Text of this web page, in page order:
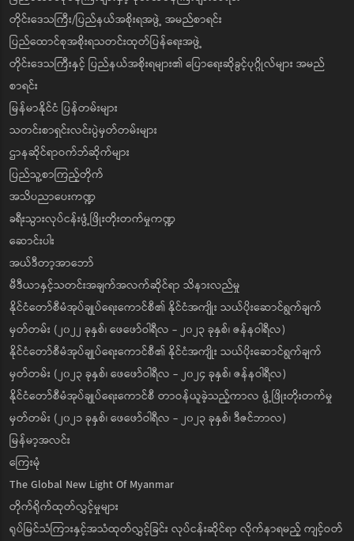
တိုင်းဒေသကြီး/ပြည်နယ်အစိုးရအဖွဲ့ အမည်စာရင်း
ပြည်ထောင်စုအစိုးရသတင်းထုတ်ပြန်ရေးအဖွဲ့
တိုင်းဒေသကြီးနှင့် ပြည်နယ်အစိုးရများ၏ ပြောရေးဆိုခွင့်ပုဂ္ဂိုလ်များ အမည်
စာရင်း
မြန်မာနိုင်ငံ ပြန်တမ်းများ
သတင်းစာရှင်းလင်းပွဲမှတ်တမ်းများ
ဌာနဆိုင်ရာဝက်ဘ်ဆိုက်များ
ပြည်သူ့စာကြည့်တိုက်
အသိပညာပေးကဏ္ဍ
ခရီးသွားလုပ်ငန်းဖွံ့ဖြိုးတိုးတက်မှုကဏ္ဍ
ဆောင်းပါး
အယ်ဒီတာ့အာဘော်
မီဒီယာနှင့်သတင်းအချက်အလက်ဆိုင်ရာ သိနားလည်မှု
နိုင်ငံတော်စီမံအုပ်ချုပ်ရေးကောင်စီ၏ နိုင်ငံအကျိုး သယ်ပိုးဆောင်ရွက်ချက်
မှတ်တမ်း (၂၀၂၂ ခုနှစ်၊ ဖေဖော်ဝါရီလ - ၂၀၂၃ ခုနှစ်၊ ဇန်နဝါရီလ)
နိုင်ငံတော်စီမံအုပ်ချုပ်ရေးကောင်စီ၏ နိုင်ငံအကျိုး သယ်ပိုးဆောင်ရွက်ချက်
မှတ်တမ်း (၂၀၂၃ ခုနှစ်၊ ဖေဖော်ဝါရီလ - ၂၀၂၄ ခုနှစ်၊ ဇန်နဝါရီလ)
နိုင်ငံတော်စီမံအုပ်ချုပ်ရေးကောင်စီ တာဝန်ယူခဲ့သည့်ကာလ ဖွံ့ဖြိုးတိုးတက်မှု
မှတ်တမ်း (၂၀၂၁ ခုနှစ်၊ ဖေဖော်ဝါရီလ - ၂၀၂၃ ခုနှစ်၊ ဒီဇင်ဘာလ)
မြန်မာ့အလင်း
ကြေးမုံ
The Global New Light Of Myanmar
တိုက်ရိုက်ထုတ်လွှင့်မှုများ
ရုပ်မြင်သံကြားနှင့်အသံထုတ်လွှင့်ခြင်း လုပ်ငန်းဆိုင်ရာ လိုက်နာရမည့် ကျင့်ဝတ်